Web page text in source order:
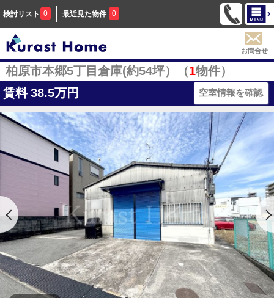
検討リスト 0 最近見た物件 0
お問合せ
柏原市本郷5丁目倉庫(約54坪）（1物件）
賃料 38.5万円 空室情報を確認